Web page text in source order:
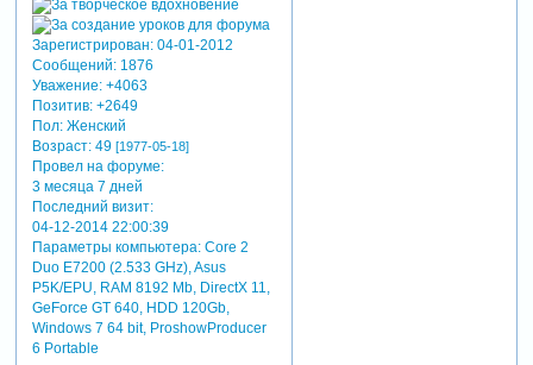
Зарегистрирован: 04-01-2012
Сообщений:1876
Уважение: +4063
Позитив: +2649
Пол:Женский
Возраст:49 [1977-05-18]
Провел на форуме:
3 месяца 7 дней
Последний визит:
04-12-2014 22:00:39
Параметры компьютера:Core 2
Duo E7200 (2.533 GHz), Asus
P5K/EPU, RAM 8192 Mb, DirectX 11,
GeForce GT 640, HDD 120Gb,
Windows 7 64 bit, ProshowProducer
6 Portable